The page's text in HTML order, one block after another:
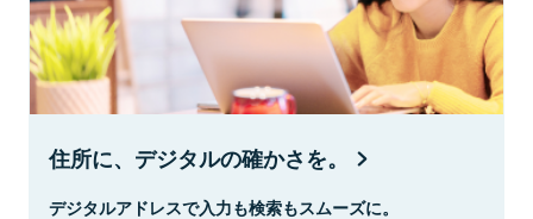
住所に、デジタルの確かさを。
デジタルアドレスで入力も検索もスムーズに。